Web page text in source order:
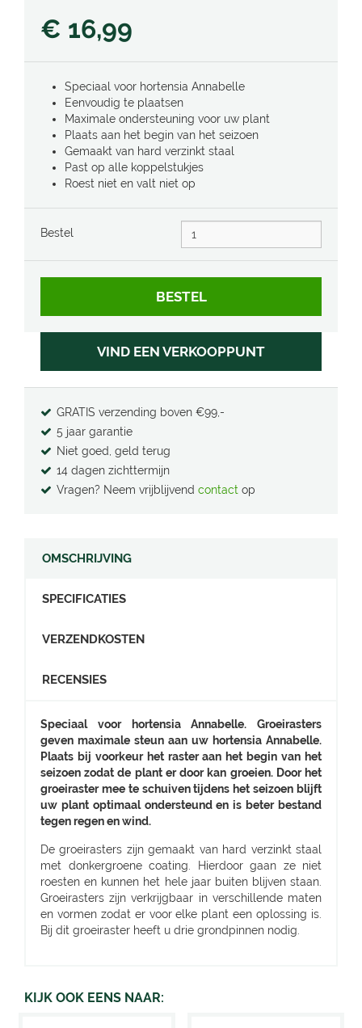
€ 16,99
Speciaal voor hortensia Annabelle
Eenvoudig te plaatsen
Maximale ondersteuning voor uw plant
Plaats aan het begin van het seizoen
Gemaakt van hard verzinkt staal
Past op alle koppelstukjes
Roest niet en valt niet op
Bestel
VIND EEN VERKOOPPUNT
GRATIS verzending boven €99,-
5 jaar garantie
Niet goed, geld terug
14 dagen zichttermijn
Vragen? Neem vrijblijvend contact op
OMSCHRIJVING
SPECIFICATIES
VERZENDKOSTEN
RECENSIES
Speciaal voor hortensia Annabelle. Groeirasters
geven maximale steun aan uw hortensia Annabelle.
Plaats bij voorkeur het raster aan het begin van het
seizoen zodat de plant er door kan groeien. Door het
groeiraster mee te schuiven tijdens het seizoen blijft
uw plant optimaal ondersteund en is beter bestand
tegen regen en wind.
De groeirasters zijn gemaakt van hard verzinkt staal
met donkergroene coating. Hierdoor gaan ze niet
roesten en kunnen het hele jaar buiten blijven staan.
Groeirasters zijn verkrijgbaar in verschillende maten
en vormen zodat er voor elke plant een oplossing is.
Bij dit groeiraster heeft u drie grondpinnen nodig.
KIJK OOK EENS NAAR: